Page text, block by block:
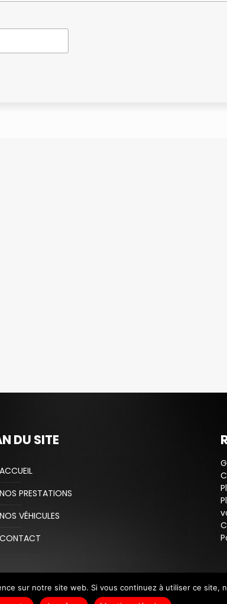
DU SITE
ACCUEIL
NOS PRESTATIONS
NOS VÉHICULES
CONTACT
- Site réalisé par : Agence de
sur notre site web. Si vous continuez à utiliser ce site,